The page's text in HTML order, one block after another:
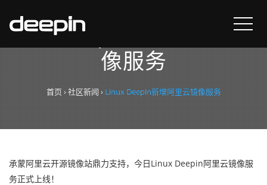
Linux Deepin新增阿里云镜
像服务
首页›社区新闻›Linux Deepin新增阿里云镜像服务
承蒙阿里云开源镜像站鼎力支持，今日Linux Deepin阿里云镜像服
务正式上线！